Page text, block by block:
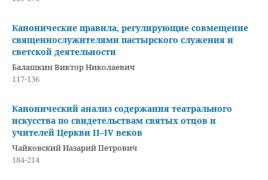
Канонические правила, регулирующие совмещение
священнослужителями пастырского служения и
светской деятельности
Балашкин Виктор Николаевич
117-136
Канонический анализ содержания театрального
искусства по свидетельствам святых отцов и
учителей Церкви II–IV веков
Чайковский Назарий Петрович
184-214